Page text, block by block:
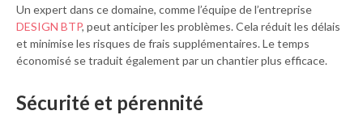
Un expert dans ce domaine, comme l’équipe de l’entreprise
DESIGN BTP, peut anticiper les problèmes. Cela réduit les délais
et minimise les risques de frais supplémentaires. Le temps
économisé se traduit également par un chantier plus efficace.
Sécurité et pérennité